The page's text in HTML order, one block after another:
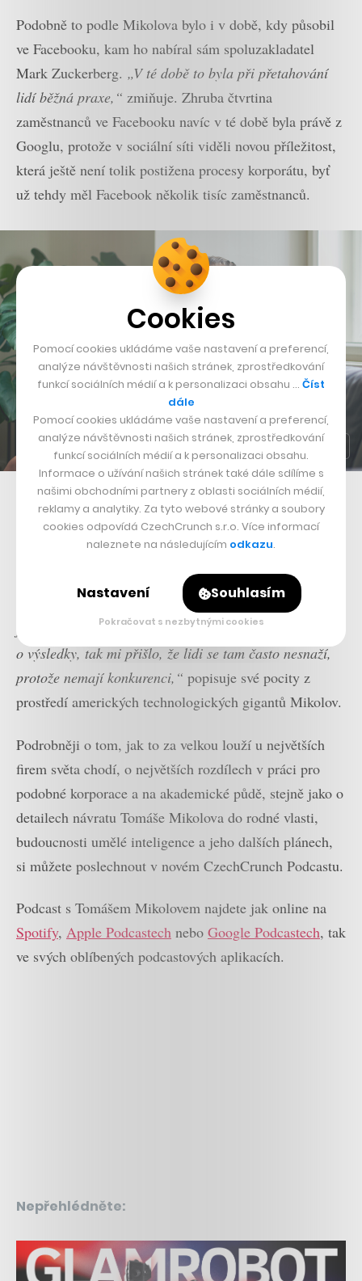
Podobně to podle Mikolova bylo i v době, kdy působil
ve Facebooku, kam ho nabíral sám spoluzakladatel
Mark Zuckerberg. „V té době to byla při přetahování
lidí běžná praxe,“ zmiňuje. Zhruba čtvrtina
zaměstnanců ve Facebooku navíc v té době byla právě z
Googlu, protože v sociální síti viděli novou příležitost,
která ještě není tolik postižena procesy korporátu, byť
už tehdy měl Facebook několik tisíc zaměstnanců.
Vědec a expert na umělou inteligenci Tomáš Mikolov
„Naopak v Googlu jsem si někdy připadal trochu jako v
Potěmkinově vesnici. Byl tam bazén, masáže, lidi tam jí
od rána do večera v kafeteriích, samé balonky, barvy,
kola. Vypadá to jako taková super školka pro děti, což
je na jednu stranu super, ale na druhou stranu, když šlo
o výsledky, tak mi přišlo, že lidi se tam často nesnaží,
protože nemají konkurenci,“ popisuje své pocity z
prostředí amerických technologických gigantů Mikolov.
Podrobněji o tom, jak to za velkou louží u největších
firem světa chodí, o největších rozdílech v práci pro
podobné korporace a na akademické půdě, stejně jako o
detailech návratu Tomáše Mikolova do rodné vlasti,
budoucnosti umělé inteligence a jeho dalších plánech,
si můžete poslechnout v novém CzechCrunch Podcastu.
Podcast s Tomášem Mikolovem najdete jak online na
Spotify, Apple Podcastech nebo Google Podcastech, tak
ve svých oblíbených podcastových aplikacích.
Nepřehlédněte:
Cookies
Pomocí cookies ukládáme vaše nastavení a preferencí,
analýze návštěvnosti našich stránek, zprostředkování
funkcí sociálních médií a k personalizaci obsahu … Číst
dále
Pomocí cookies ukládáme vaše nastavení a preferencí,
analýze návštěvnosti našich stránek, zprostředkování
funkcí sociálních médií a k personalizaci obsahu.
Informace o užívání našich stránek také dále sdílíme s
našimi obchodními partnery z oblasti sociálních médií,
reklamy a analytiky. Za tyto webové stránky a soubory
cookies odpovídá CzechCrunch s.r.o. Více informací
naleznete na následujícím odkazu.
Nastavení Souhlasím
Pokračovat s nezbytnými cookies